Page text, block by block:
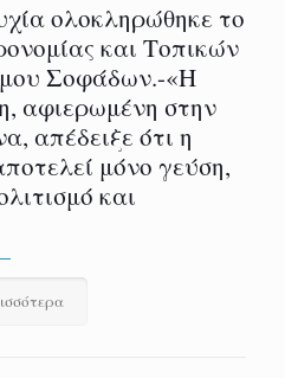
ολοκληρώθηκε το
και Τοπικών
Σοφάδων.-«Η
αφιερωμένη στην
απέδειξε ότι η
μόνο γεύση,
και